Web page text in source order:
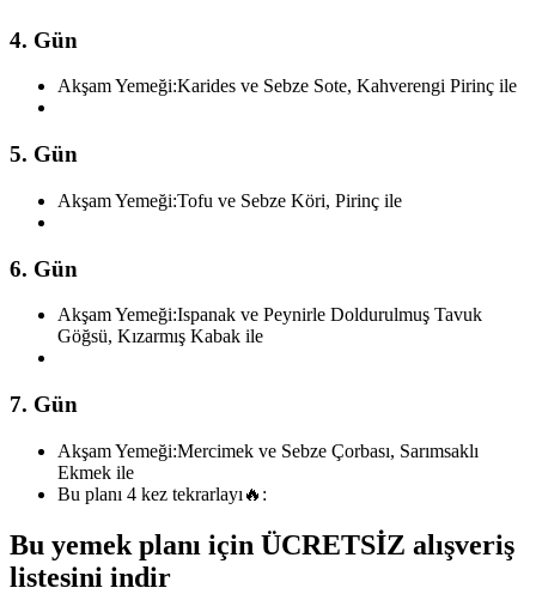
4. Gün
Akşam Yemeği:Karides ve Sebze Sote, Kahverengi Pirinç ile
5. Gün
Akşam Yemeği:Tofu ve Sebze Köri, Pirinç ile
6. Gün
Akşam Yemeği:Ispanak ve Peynirle Doldurulmuş Tavuk
Göğsü, Kızarmış Kabak ile
7. Gün
Akşam Yemeği:Mercimek ve Sebze Çorbası, Sarımsaklı
Ekmek ile
Bu planı 4 kez tekrarlayı 🔥:
Bu yemek planı için ÜCRETSİZ alışveriş
listesini indir